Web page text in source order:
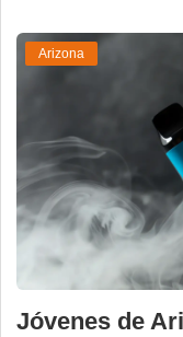
Arizona
Jóvenes de